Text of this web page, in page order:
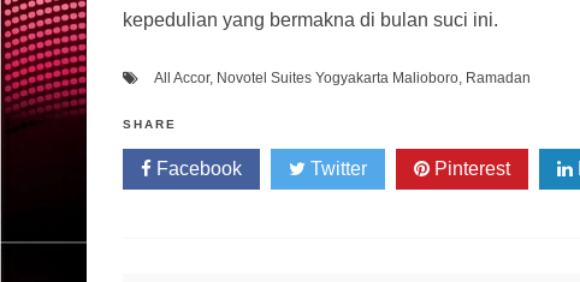
kepedulian yang bermakna di bulan suci ini.
All Accor, Novotel Suites Yogyakarta Malioboro, Ramadan
SHARE
Facebook Twitter Pinterest